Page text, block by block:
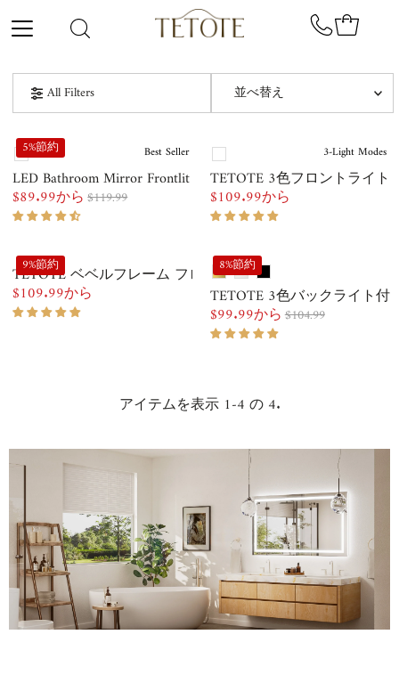
コンテンツにスキップ
All Filters
え
関連性が最も高い
ベストセラー
アルファベット順, Z-A
価格の安い順
古い商品順
5%節約 Best Seller
LED Bathroom Mirror Frontlit and Backlit
販
価
格
$89.99から 通
格
$119.99
3-Light Modes
TETOTE 3色フロントライ
通
常
格
$109.99から
9%節約
TETOTE ベベルフレーム フロントライト＆バックライトミ
通
常
$109.99から
8%節約
TETOTE 3色バックライト
販
$99.99から 通
$104.99
アイテムを表示 1-4 の 4.